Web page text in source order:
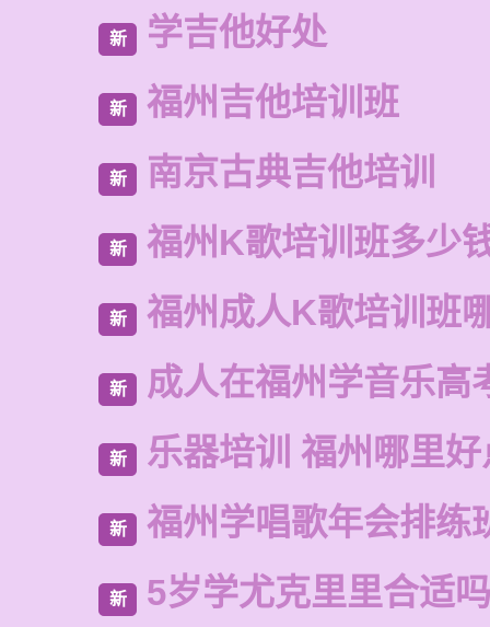
新 学吉他好处
新 福州吉他培训班
新 南京古典吉他培训
新 福州K歌培训班多少
新 福州成人K歌培训班
新 成人在福州学音乐高
新 乐器培训 福州哪里
新 福州学唱歌年会排练
新 5岁学尤克里里合适吗